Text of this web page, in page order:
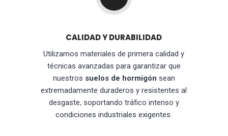
CALIDAD Y DURABILIDAD
Utilizamos materiales de primera calidad y
técnicas avanzadas para garantizar que
nuestros suelos de hormigón sean
extremadamente duraderos y resistentes al
desgaste, soportando tráfico intenso y
condiciones industriales exigentes.